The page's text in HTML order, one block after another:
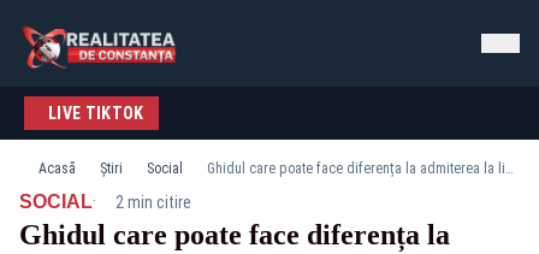
LIVE TIKTOK
Acasă Știri Social Ghidul care poate face diferența la admiterea la liceu 2026. Ce trebuie să știe toți elevii înainte de completarea opțiunilor
SOCIAL· 2 min citire
Ghidul care poate face diferența la